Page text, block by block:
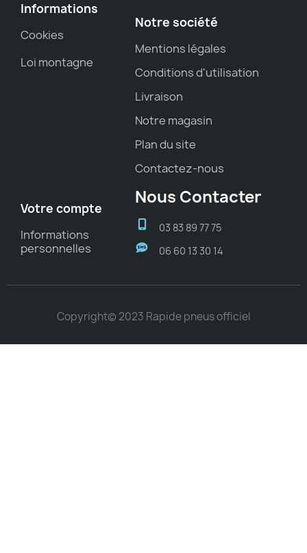
Informations
Cookies
Loi montagne
Notre société
Mentions légales
Conditions d'utilisation
Livraison
Notre magasin
Plan du site
Contactez-nous
Votre compte
Informations
personnelles
Nous Contacter
03 83 89 77 75
06 60 13 30 14
Copyright© 2023 Rapide pneus officiel